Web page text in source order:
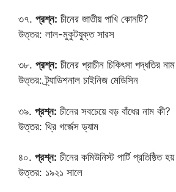
৩৭. প্রশ্ন: চীনের জাতীয় পাখি কোনটি?
উত্তর: লাল-মুকুটযুক্ত সারস
৩৮. প্রশ্ন: চীনের প্রাচীন চিকিৎসা পদ্ধতির
উত্তর: ট্র্যাডিশনাল চাইনিজ মেডিসিন
৩৯. প্রশ্ন: চীনের সবচেয়ে বড় বাঁধের নাম কী?
উত্তর: থ্রি গর্জেস ড্যাম
৪০. প্রশ্ন: চীনের কমিউনিস্ট পার্টি প্রতিষ্ঠিত
উত্তর: ১৯২১ সালে